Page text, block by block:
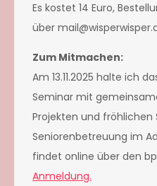
Es kostet 14 Euro,
über
Zum Mitmachen:
Am 13.11.2025 halte ich
Seminar mit
Projekten und fröhlichen
Seniorenbetreuung im
findet online über den
Anmeldung.